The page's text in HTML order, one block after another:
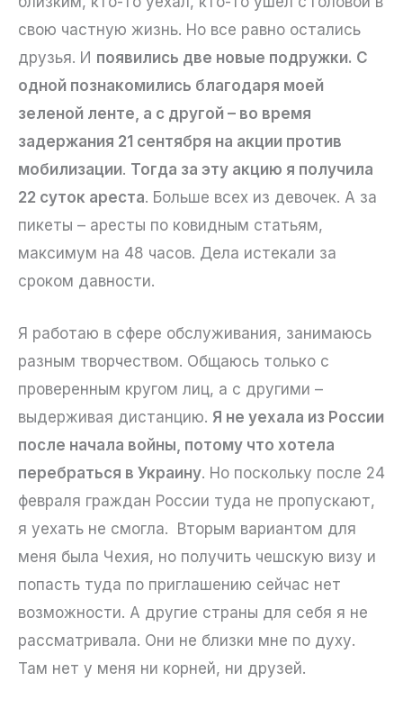
свою частную жизнь. Но все равно остались
друзья. И появились две новые подружки. С
одной познакомились благодаря моей
зеленой ленте, а с другой – во время
задержания 21 сентября на акции против
мобилизации. Тогда за эту акцию я получила
22 суток ареста. Больше всех из девочек. А за
пикеты – аресты по ковидным статьям,
максимум на 48 часов. Дела истекали за
сроком давности.
Я работаю в сфере обслуживания, занимаюсь
разным творчеством. Общаюсь только с
проверенным кругом лиц, а с другими –
выдерживая дистанцию. Я не уехала из России
после начала войны, потому что хотела
перебраться в Украину. Но поскольку после 24
февраля граждан России туда не пропускают,
я уехать не смогла. Вторым вариантом для
меня была Чехия, но получить чешскую визу и
попасть туда по приглашению сейчас нет
возможности. А другие страны для себя я не
рассматривала. Они не близки мне по духу.
Там нет у меня ни корней, ни друзей.